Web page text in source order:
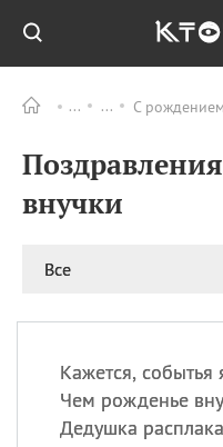
С
внучки
Все
Кажется, событья
Чем рожденье
Дедушка